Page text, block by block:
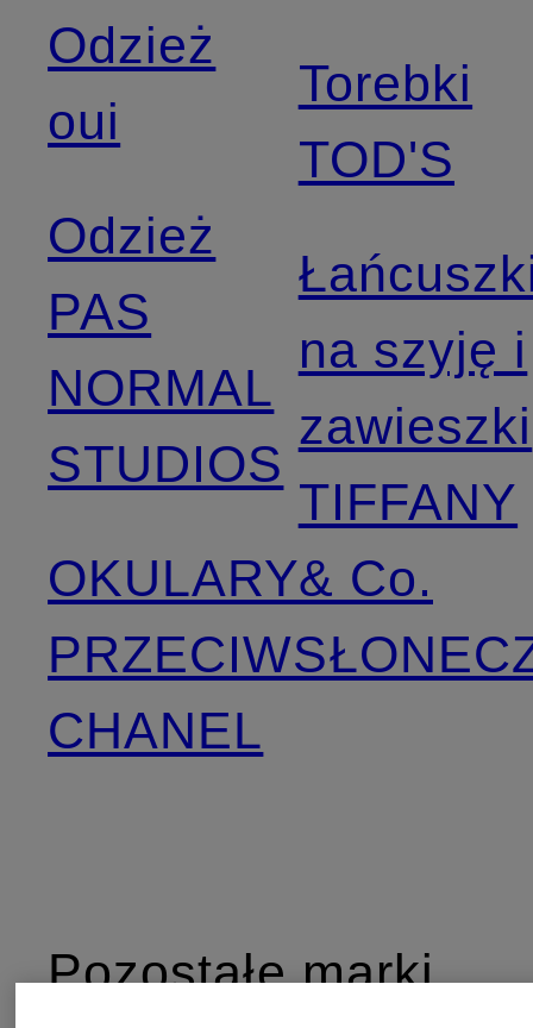
Odzież
oui
Odzież
PAS
NORMAL
STUDIOS
OKULARY
CHANEL
Torebki
TOD'S
na szyję i
zawieszki
TIFFANY
& Co.
Pozostałe marki